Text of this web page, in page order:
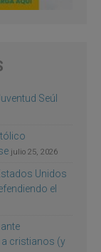
Seúl
julio 25, 2026
Unidos
el
cristianos (y